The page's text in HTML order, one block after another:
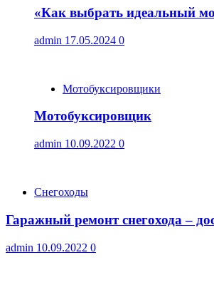
«Как выбрать идеальный
admin 17.05.2024 0
Мотобуксировщики
Мотобуксировщик
admin 10.09.2022 0
Снегоходы
Гаражный ремонт снегохода –
admin 10.09.2022 0